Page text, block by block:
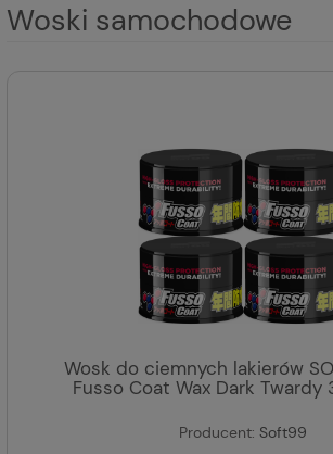
Woski samochodowe
Wosk do ciemnych lakierów
Fusso Coat Wax Dark Twardy
Producent: Soft99